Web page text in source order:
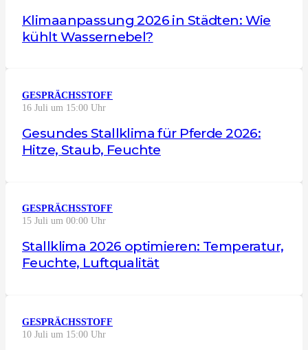
Klimaanpassung 2026 in Städten: Wie
kühlt Wassernebel?
GESPRÄCHSSTOFF
16 Juli um 15:00 Uhr
Gesundes Stallklima für Pferde 2026:
Hitze, Staub, Feuchte
GESPRÄCHSSTOFF
15 Juli um 00:00 Uhr
Stallklima 2026 optimieren: Temperatur,
Feuchte, Luftqualität
GESPRÄCHSSTOFF
10 Juli um 15:00 Uhr